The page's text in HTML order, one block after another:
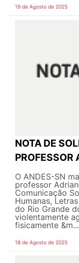
19 de Agosto de 2025
NOTA DE
PROFESSOR
O ANDES-SN
professor
Comunicação
Humanas,
do Rio Grande
violentamente
fisicamente &m...
18 de Agosto de 2025